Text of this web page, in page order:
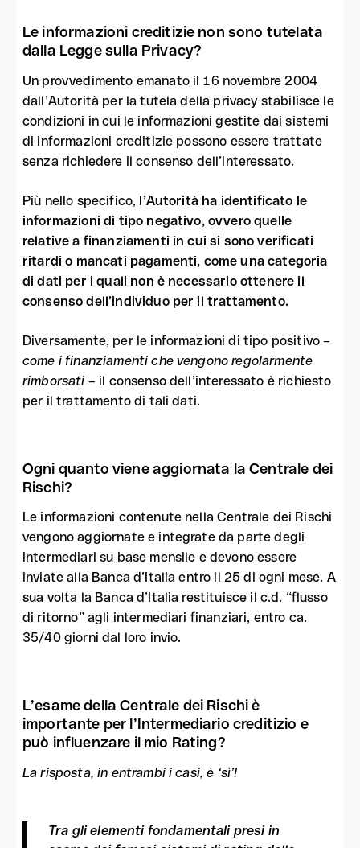
Le informazioni creditizie non sono tutelata
dalla Legge sulla Privacy?
Un provvedimento emanato il 16 novembre 2004
dall’Autorità per la tutela della privacy stabilisce le
condizioni in cui le informazioni gestite dai sistemi
di informazioni creditizie possono essere trattate
senza richiedere il consenso dell’interessato.
Più nello specifico, l’Autorità ha identificato le
informazioni di tipo negativo, ovvero quelle
relative a finanziamenti in cui si sono verificati
ritardi o mancati pagamenti, come una categoria
di dati per i quali non è necessario ottenere il
consenso dell’individuo per il trattamento.
Diversamente, per le informazioni di tipo positivo –
come i finanziamenti che vengono regolarmente
rimborsati – il consenso dell’interessato è richiesto
per il trattamento di tali dati.
Ogni quanto viene aggiornata la Centrale dei
Rischi?
Le informazioni contenute nella Centrale dei Rischi
vengono aggiornate e integrate da parte degli
intermediari su base mensile e devono essere
inviate alla Banca d’Italia entro il 25 di ogni mese. A
sua volta la Banca d’Italia restituisce il c.d. “flusso
di ritorno” agli intermediari finanziari, entro ca.
35/40 giorni dal loro invio.
L’esame della Centrale dei Rischi è
importante per l’Intermediario creditizio e
può influenzare il mio Rating?
La risposta, in entrambi i casi, è ‘sì’!
Tra gli elementi fondamentali presi in